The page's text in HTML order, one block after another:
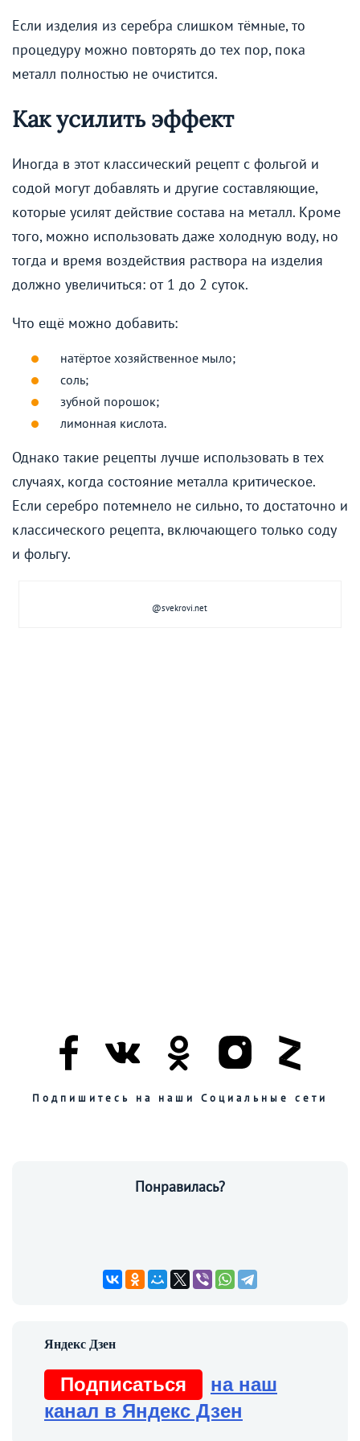
Если изделия из серебра слишком тёмные, то
процедуру можно повторять до тех пор, пока
металл полностью не очистится.
Как усилить эффект
Иногда в этот классический рецепт с фольгой и
содой могут добавлять и другие составляющие,
которые усилят действие состава на металл. Кроме
того, можно использовать даже холодную воду, но
тогда и время воздействия раствора на изделия
должно увеличиться: от 1 до 2 суток.
Что ещё можно добавить:
натёртое хозяйственное мыло;
соль;
зубной порошок;
лимонная кислота.
Однако такие рецепты лучше использовать в тех
случаях, когда состояние металла критическое.
Если серебро потемнело не сильно, то достаточно и
классического рецепта, включающего только соду
и фольгу.
@svekrovi.net
Подпишитесь на наши Социальные сети
Понравилась?
Подписаться
на наш
канал в Яндекс Дзен